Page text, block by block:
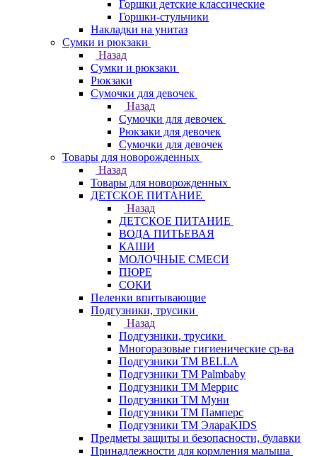
Горшки детские классические
Горшки-стульчики
Накладки на унитаз
Сумки и рюкзаки
Назад
Сумки и рюкзаки
Рюкзаки
Сумочки для девочек
Назад
Сумочки для девочек
Рюкзаки для девочек
Сумочки для девочек
Товары для новорожденных
Назад
Товары для новорожденных
ДЕТСКОЕ ПИТАНИЕ
Назад
ДЕТСКОЕ ПИТАНИЕ
ВОДА ПИТЬЕВАЯ
КАШИ
МОЛОЧНЫЕ СМЕСИ
ПЮРЕ
СОКИ
Пеленки впитывающие
Подгузники, трусики
Назад
Подгузники, трусики
Многоразовые гигиенические ср-ва
Подгузники ТМ BELLA
Подгузники ТМ Palmbaby
Подгузники ТМ Меррис
Подгузники ТМ Муни
Подгузники ТМ Памперс
Подгузники ТМ ЭлараKIDS
Предметы защиты и безопасности, булавки
Принадлежности для кормления малыша